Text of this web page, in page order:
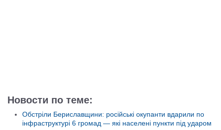
Новости по теме:
Обстріли Бериславщини: російські окупанти вдарили по
інфраструктурі 6 громад — які населені пункти під ударом